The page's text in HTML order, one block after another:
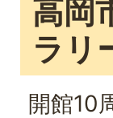
高岡
ラリ
開館10